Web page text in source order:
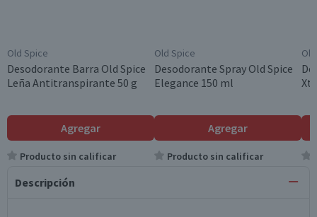
Old Spice
Desodorante Barra Old Spice
Leña Antitranspirante 50 g
Agregar
Producto sin calificar
Old Spice
Desodorante Spray Old Spice
Elegance 150 ml
Agregar
Producto sin calificar
Descripción